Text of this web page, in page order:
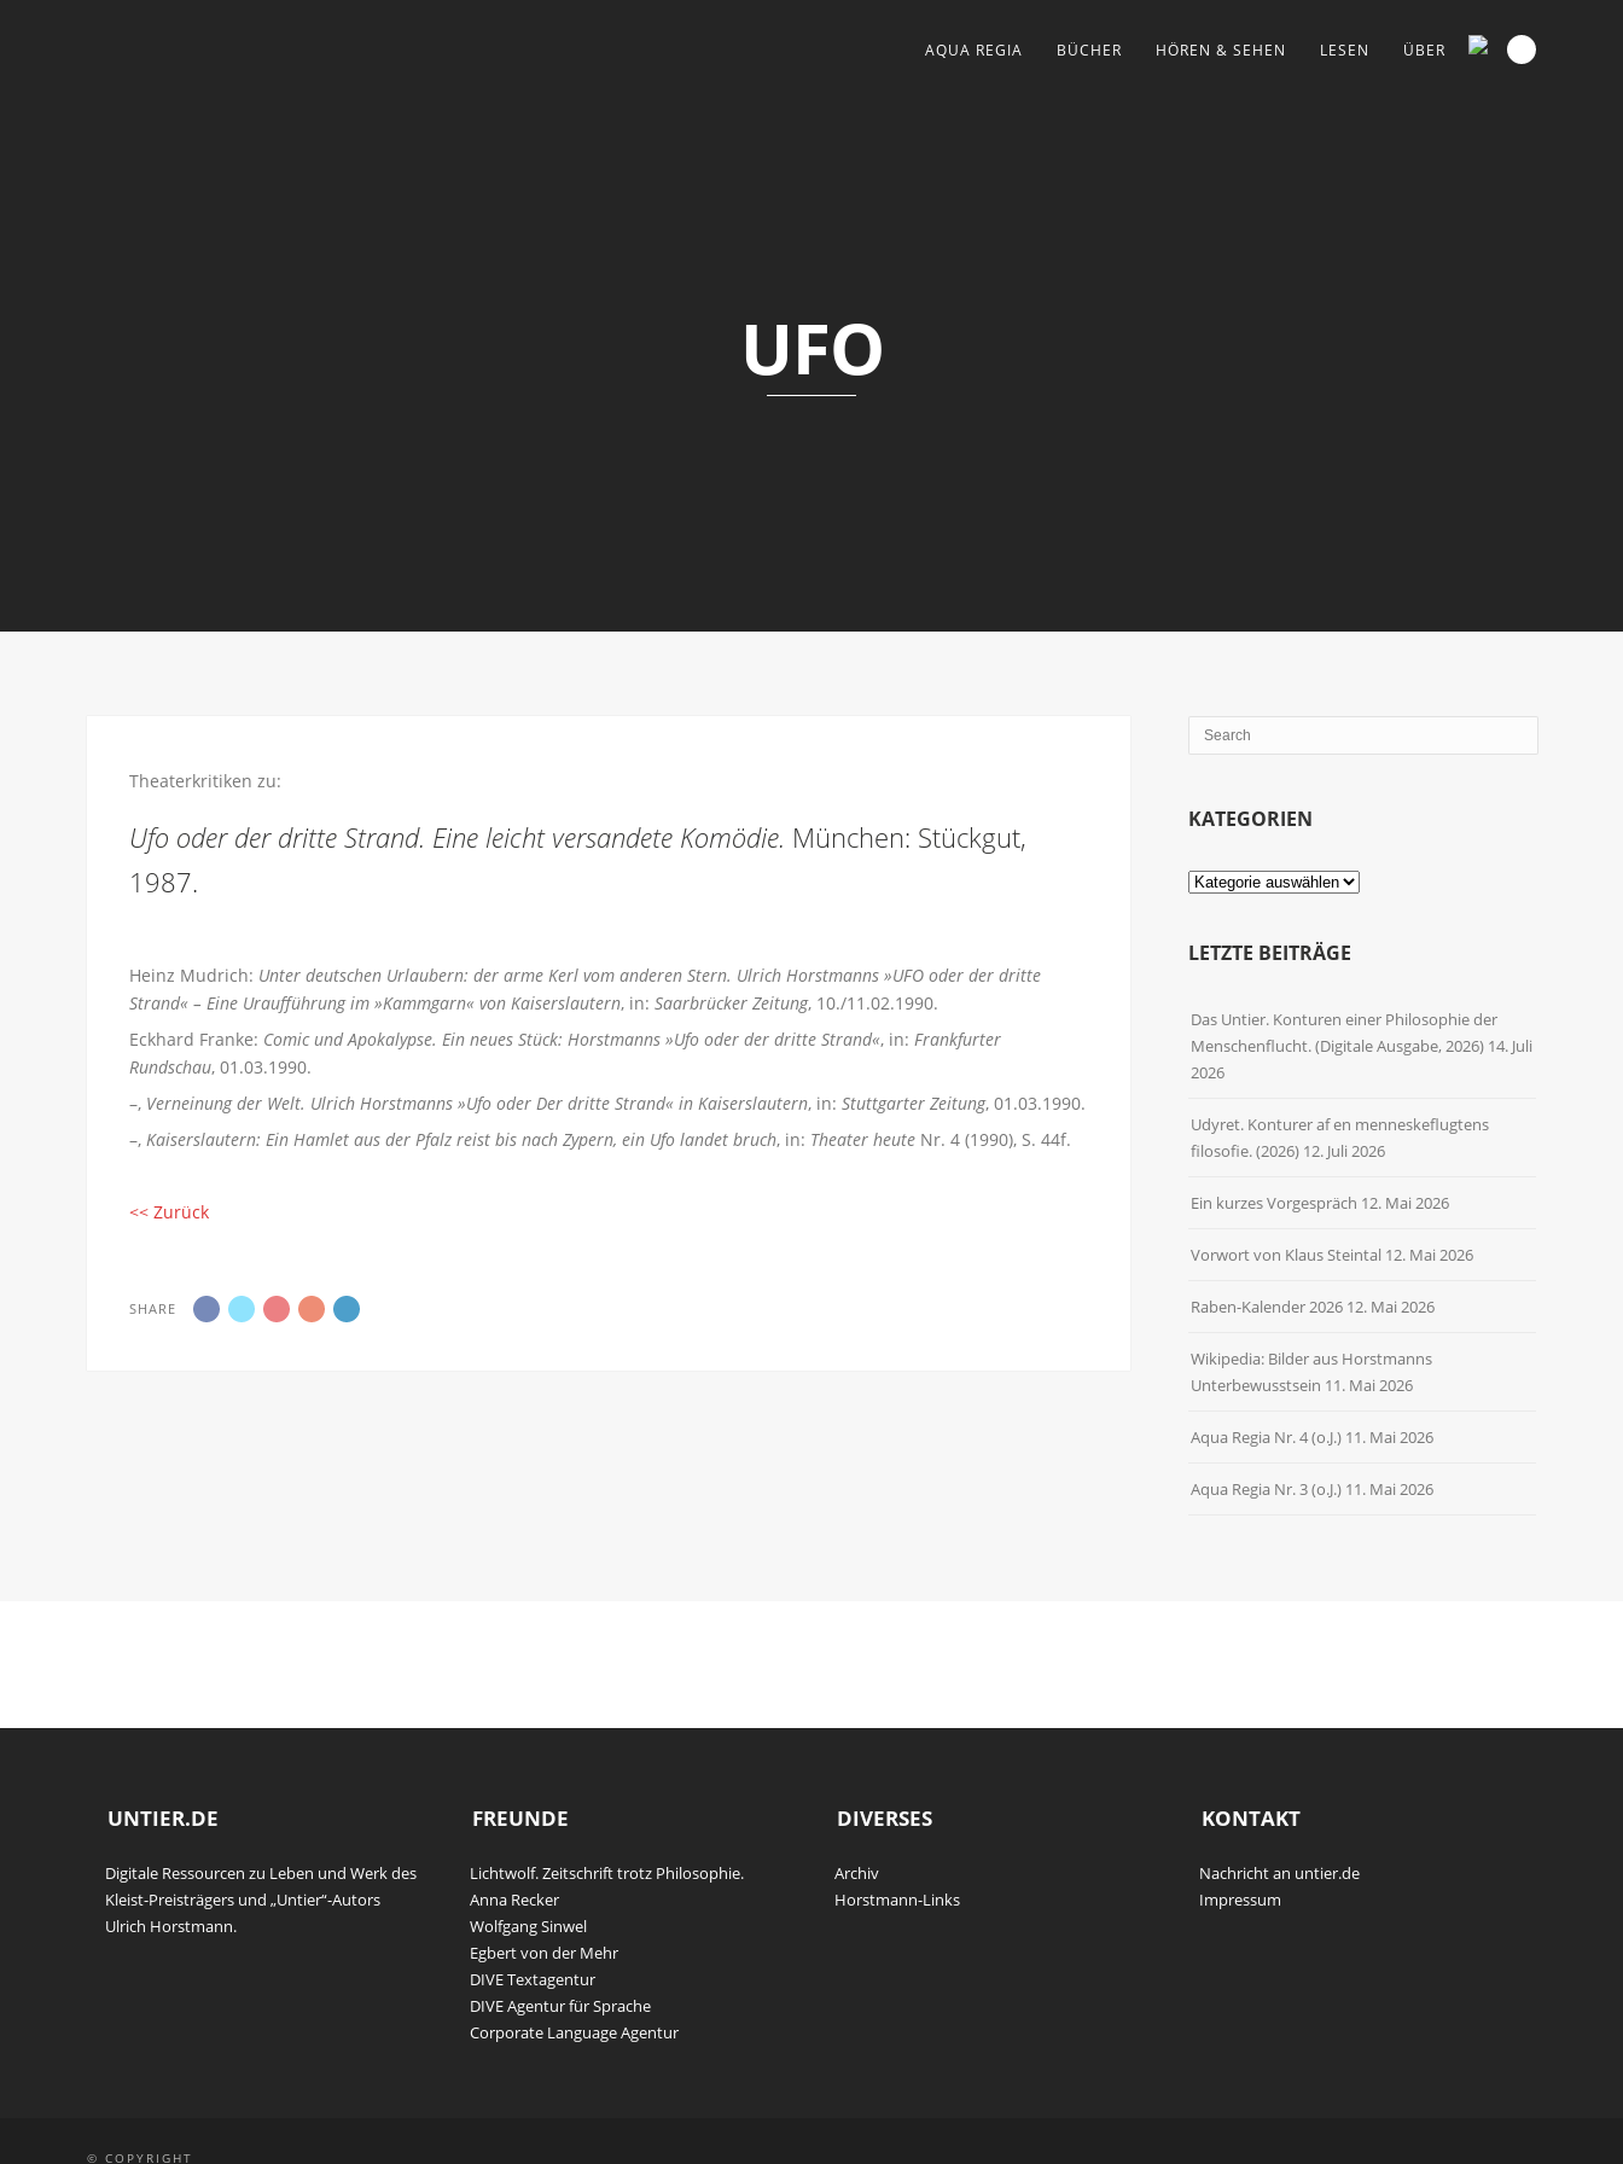
AQUA REGIA BÜCHER HÖREN & SEHEN LESEN ÜBER
UFO
Theaterkritiken zu:
Ufo oder der dritte Strand. Eine leicht versandete Komödie. München: Stückgut,
1987.
Heinz Mudrich: Unter deutschen Urlaubern: der arme Kerl vom anderen Stern. Ulrich Horstmanns »UFO oder der dritte
Strand« – Eine Uraufführung im »Kammgarn« von Kaiserslautern, in: Saarbrücker Zeitung, 10./11.02.1990.
Eckhard Franke: Comic und Apokalypse. Ein neues Stück: Horstmanns »Ufo oder der dritte Strand«, in: Frankfurter
Rundschau, 01.03.1990.
–, Verneinung der Welt. Ulrich Horstmanns »Ufo oder Der dritte Strand« in Kaiserslautern, in: Stuttgarter Zeitung, 01.03.1990.
–, Kaiserslautern: Ein Hamlet aus der Pfalz reist bis nach Zypern, ein Ufo landet bruch, in: Theater heuteNr. 4 (1990), S. 44f.
<< Zurück
SHARE
KATEGORIEN
Kategorien
LETZTE BEITRÄGE
Das Untier. Konturen einer Philosophie der
Menschenflucht. (Digitale Ausgabe, 2026) 14. Juli
2026
Udyret. Konturer af en menneskeflugtens
filosofie. (2026) 12. Juli 2026
Ein kurzes Vorgespräch 12. Mai 2026
Vorwort von Klaus Steintal 12. Mai 2026
Raben-Kalender 2026 12. Mai 2026
Wikipedia: Bilder aus Horstmanns
Unterbewusstsein 11. Mai 2026
Aqua Regia Nr. 4 (o.J.) 11. Mai 2026
Aqua Regia Nr. 3 (o.J.) 11. Mai 2026
UNTIER.DE
Digitale Ressourcen zu Leben und Werk des
Kleist-Preisträgers und „Untier“-Autors
Ulrich Horstmann.
FREUNDE
Lichtwolf. Zeitschrift trotz Philosophie.
Anna Recker
Wolfgang Sinwel
Egbert von der Mehr
DIVE Textagentur
DIVE Agentur für Sprache
Corporate Language Agentur
DIVERSES
Archiv
Horstmann-Links
KONTAKT
Nachricht an untier.de
Impressum
© COPYRIGHT